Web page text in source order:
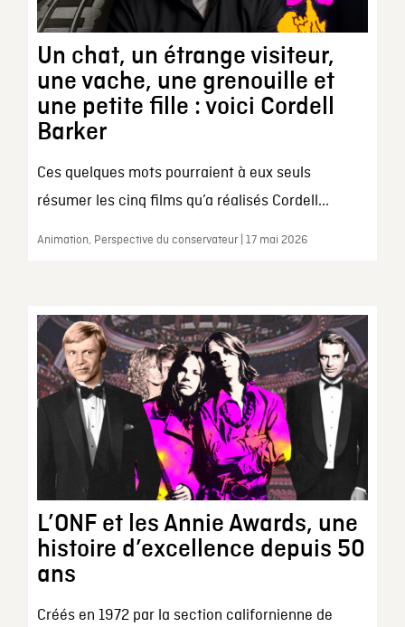
Un chat, un étrange visiteur,
une vache, une grenouille et
une petite fille : voici Cordell
Barker
Ces quelques mots pourraient à eux seuls
résumer les cinq films qu’a réalisés Cordell...
Animation, Perspective du conservateur | 17 mai 2026
L’ONF et les Annie Awards, une
histoire d’excellence depuis 50
ans
Créés en 1972 par la section californienne de